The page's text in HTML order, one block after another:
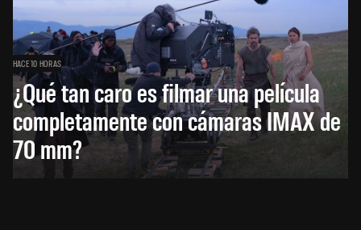
HACE 10 HORAS
¿Qué tan caro es filmar una película
completamente con cámaras IMAX de
70 mm?